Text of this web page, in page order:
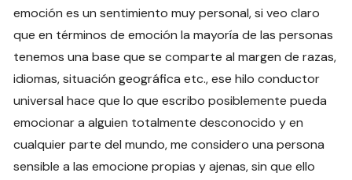
emoción es un sentimiento muy personal, si veo claro
que en términos de emoción la mayoría de las personas
tenemos una base que se comparte al margen de razas,
idiomas, situación geográfica etc., ese hilo conductor
universal hace que lo que escribo posiblemente pueda
emocionar a alguien totalmente desconocido y en
cualquier parte del mundo, me considero una persona
sensible a las emocione propias y ajenas, sin que ello